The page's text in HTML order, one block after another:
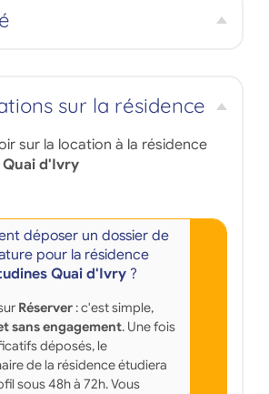
sur la résidence
sur la location à la résidence
Quai d'Ivry
déposer un dossier de
pour la résidence
Quai d'Ivry?
Réserver: c'est simple,
sans engagement. Une fois
déposés, le
de la résidence étudiera
sous 48h à 72h. Vous